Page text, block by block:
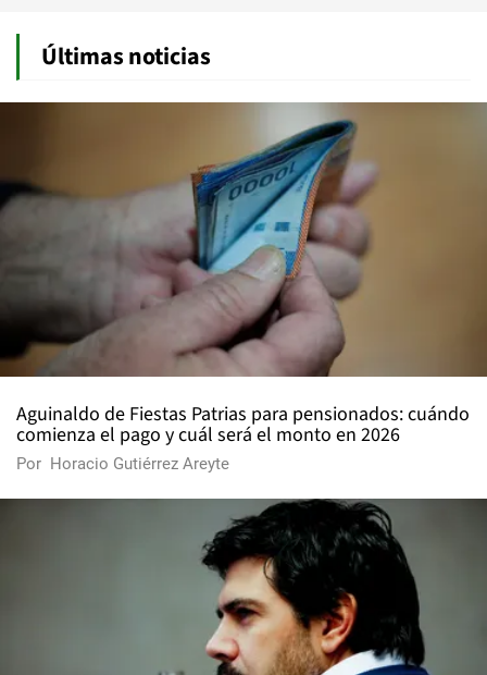
Últimas noticias
Aguinaldo de Fiestas Patrias para pensionados: cuándo
comienza el pago y cuál será el monto en 2026
Por Horacio Gutiérrez Areyte